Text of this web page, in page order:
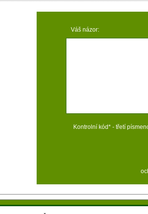
Váš názor:
Kontrolní kód* - třetí